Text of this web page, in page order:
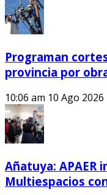
Programan
provincia por
10:06 am 10 Ago 2026
Añatuya: APAER
Multiespacios